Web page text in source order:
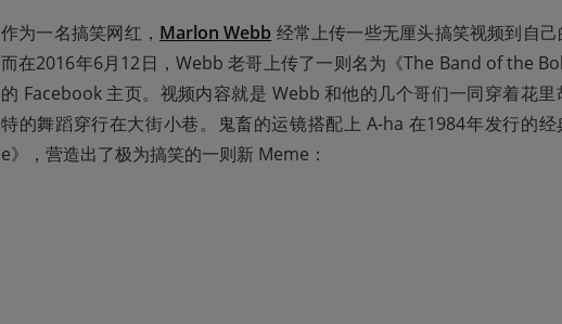
作为一名搞笑网红， Marlon Webb 经常上传一些无厘头搞笑视频到自己
而在2016年6月12日，Webb 老哥上传了一则名为《The Band of the
的 Facebook 主页。视频内容就是 Webb 和他的几个哥们一同穿着花
特的舞蹈穿行在大街小巷。鬼畜的运镜搭配上 A-ha 在1984年发行的
e》，营造出了极为搞笑的一则新 Meme：